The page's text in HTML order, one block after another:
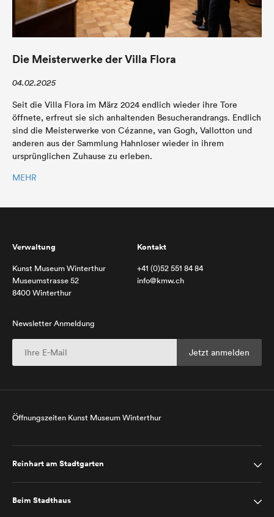
Die Meisterwerke der Villa Flora
04.02.2025
Seit die Villa Flora im März 2024 endlich wieder ihre Tore
öffnete, erfreut sie sich anhaltenden Besucherandrangs. Endlich
sind die Meisterwerke von Cézanne, van Gogh, Vallotton und
anderen aus der Sammlung Hahnloser wieder in ihrem
ursprünglichen Zuhause zu erleben.
MEHR
Verwaltung
Kunst Museum Winterthur
Museumstrasse 52
8400 Winterthur
Kontakt
+41 (0)52 551 84 84
info@kmw.ch
Newsletter Anmeldung
Öffnungszeiten Kunst Museum Winterthur
Reinhart am Stadtgarten
Beim Stadthaus